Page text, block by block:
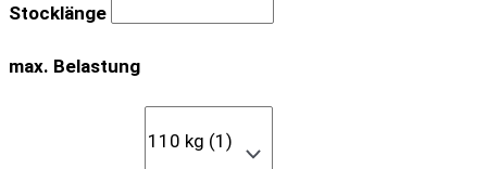
Stocklänge
max. Belastung